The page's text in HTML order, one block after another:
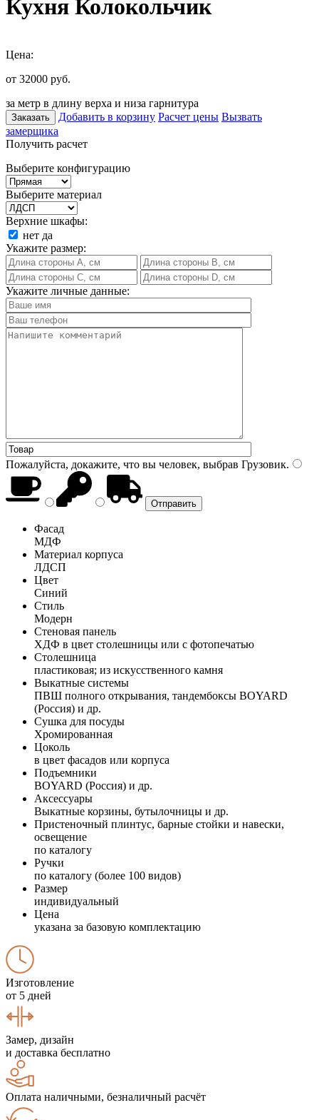
Кухня Колокольчик
Цена:
от 32000 руб.
за метр в длину верха и низа гарнитура
Заказать Добавить в корзину Расчет цены Вызвать
замерщика
Получить расчет
Выберите конфигурацию
Выберите материал
Верхние шкафы:
нет да
Укажите размер:
Укажите личные данные:
Пожалуйста, докажите, что вы человек, выбрав Грузовик.
Фасад
МДФ
Материал корпуса
ЛДСП
Цвет
Синий
Стиль
Модерн
Стеновая панель
ХДФ в цвет столешницы или с фотопечатью
Столешница
пластиковая; из искусственного камня
Выкатные системы
ПВШ полного открывания, тандембоксы BOYARD
(Россия) и др.
Сушка для посуды
Хромированная
Цоколь
в цвет фасадов или корпуса
Подъемники
BOYARD (Россия) и др.
Аксессуары
Выкатные корзины, бутылочницы и др.
Пристеночный плинтус, барные стойки и навески,
освещение
по каталогу
Ручки
по каталогу (более 100 видов)
Размер
индивидуальный
Цена
указана за базовую комплектацию
Изготовление
от 5 дней
Замер, дизайн
и доставка бесплатно
Оплата наличными, безналичный расчёт